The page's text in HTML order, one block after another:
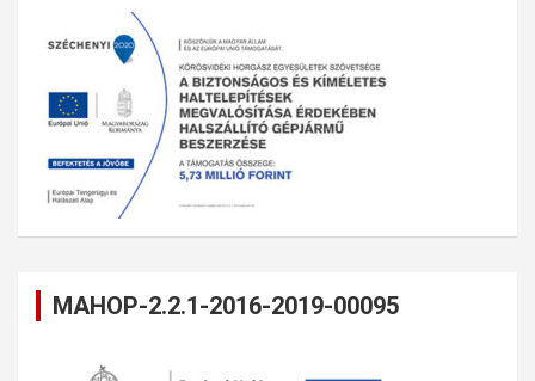
MAHOP-2.2.1-2016-2019-00095